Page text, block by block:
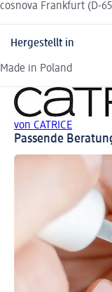
cosnova Frankfurt (D-
Hergestellt in
Made in Poland
von CATRICE
Passende